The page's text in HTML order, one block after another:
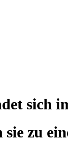
sich
zu